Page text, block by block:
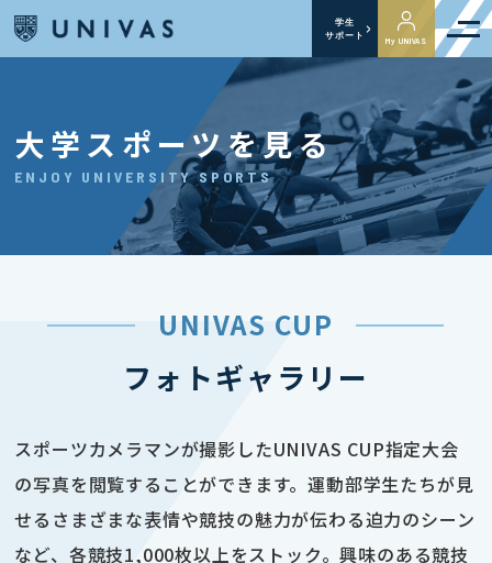
学生
サポート
My UNIVAS
大学スポーツを見る
ENJOY UNIVERSITY SPORTS
UNIVAS CUP
フォトギャラリー
スポーツカメラマンが撮影したUNIVAS CUP指定大会
の写真を閲覧することができます。運動部学生たちが見
せるさまざまな表情や競技の魅力が伝わる迫力のシーン
など、各競技1,000枚以上をストック。興味のある競技